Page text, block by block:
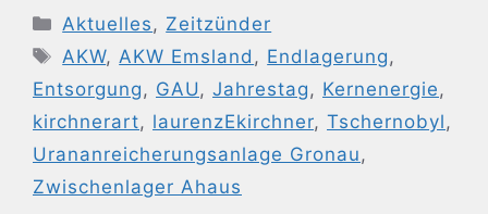
Kategorien
Aktuelles , Zeitzünder
Schlagwörter
AKW, AKW Emsland , Endlagerung ,
Entsorgung , GAU , Jahrestag , Kernenergie ,
kirchnerart, laurenzEkirchner, Tschernobyl ,
Urananreicherungsanlage Gronau ,
Zwischenlager Ahaus